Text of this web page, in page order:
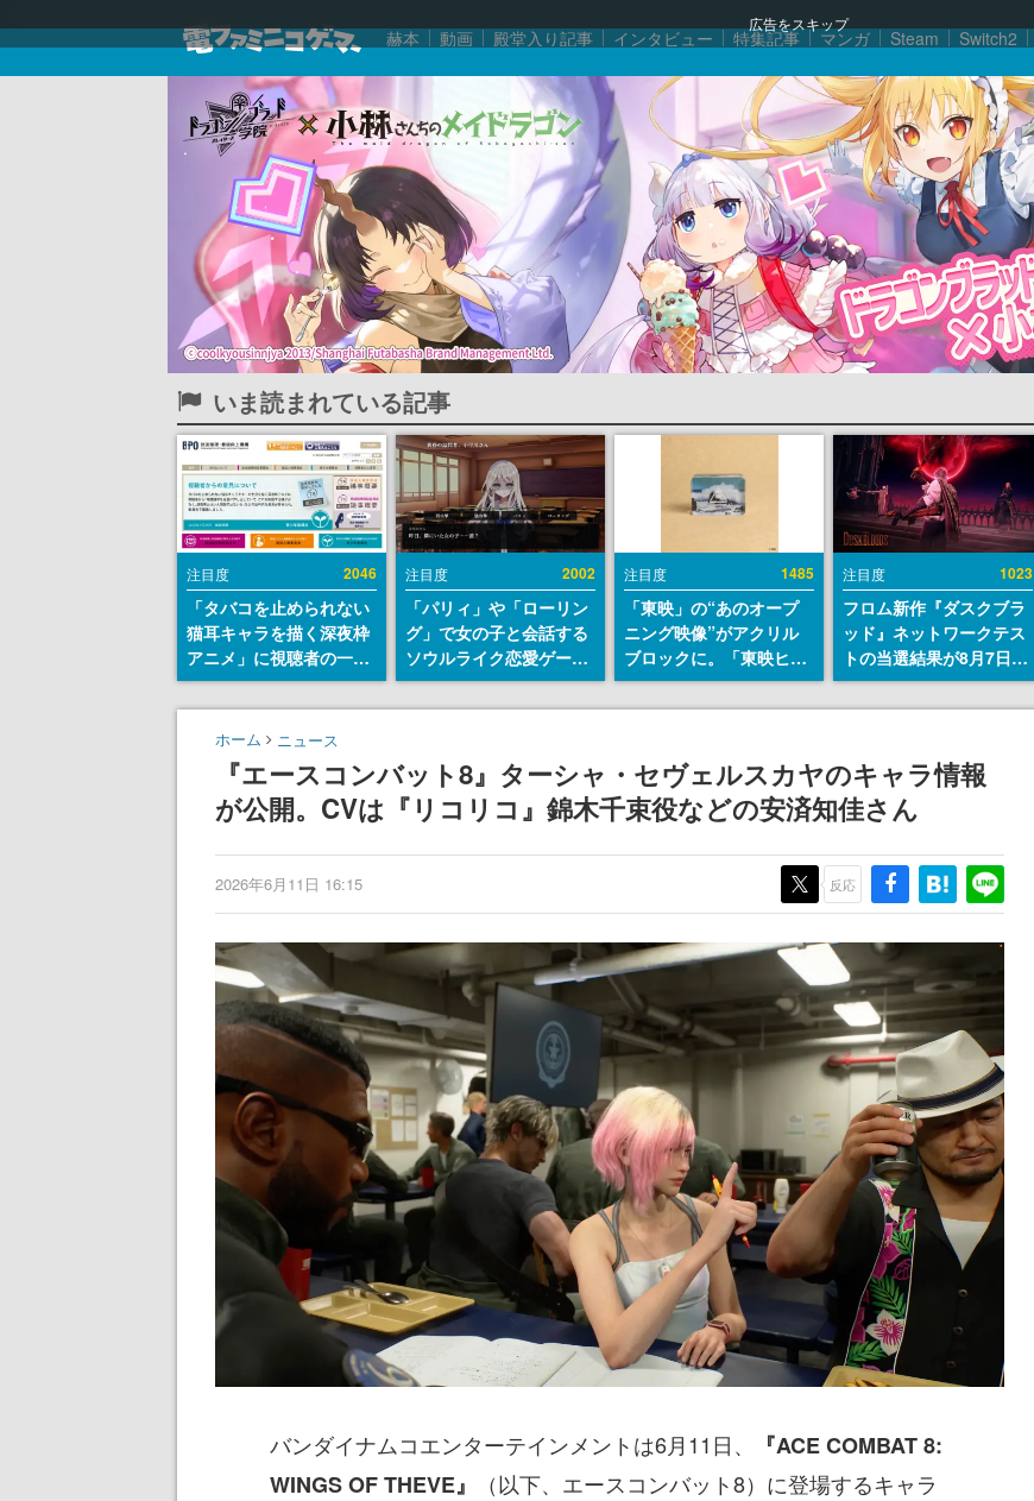
広告をスキップ
赫本 動画 殿堂入り記事 インタビュー 特集記事 マンガ Steam Switch2
いま読まれている記事
注目度 2046
「タバコを止められない
猫耳キャラを描く深夜枠
アニメ」に視聴者の一部
から批判意見。違法薬物
の使用と思しき描写も含
めて、BPOが議論を交わ
注目度 2002
「パリィ」や「ローリン
グ」で女の子と会話する
ソウルライク恋愛ゲーム
『小早川さんはソウルラ
イク』無料公開。返事に
注目度 1485
「東映」の“あのオープ
ニング映像”がアクリル
ブロックに。「東映ヒス
トリカル グッズコレクシ
ョン」が8月下旬より発
注目度 1023
フロム新作『ダスクブラ
ッド』ネットワークテス
トの当選結果が8月7日22
時に発表。応募サイトの
マイページから確認可
ホーム ニュース
『エースコンバット8』ターシャ・セヴェルスカヤのキャラ情報
が公開。CVは『リコリコ』錦木千束役などの安済知佳さん
2026年6月11日 16:15 反応
バンダイナムコエンターテインメントは6月11日、
『ACE COMBAT 8:
WINGS OF THEVE』
（以下、エースコンバット8）に登場するキャラ